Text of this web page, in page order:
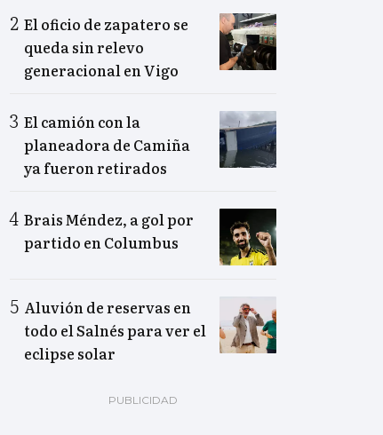
El oficio de zapatero se
queda sin relevo
generacional en Vigo
El camión con la
planeadora de Camiña
ya fueron retirados
Brais Méndez, a gol por
partido en Columbus
Aluvión de reservas en
todo el Salnés para ver el
eclipse solar